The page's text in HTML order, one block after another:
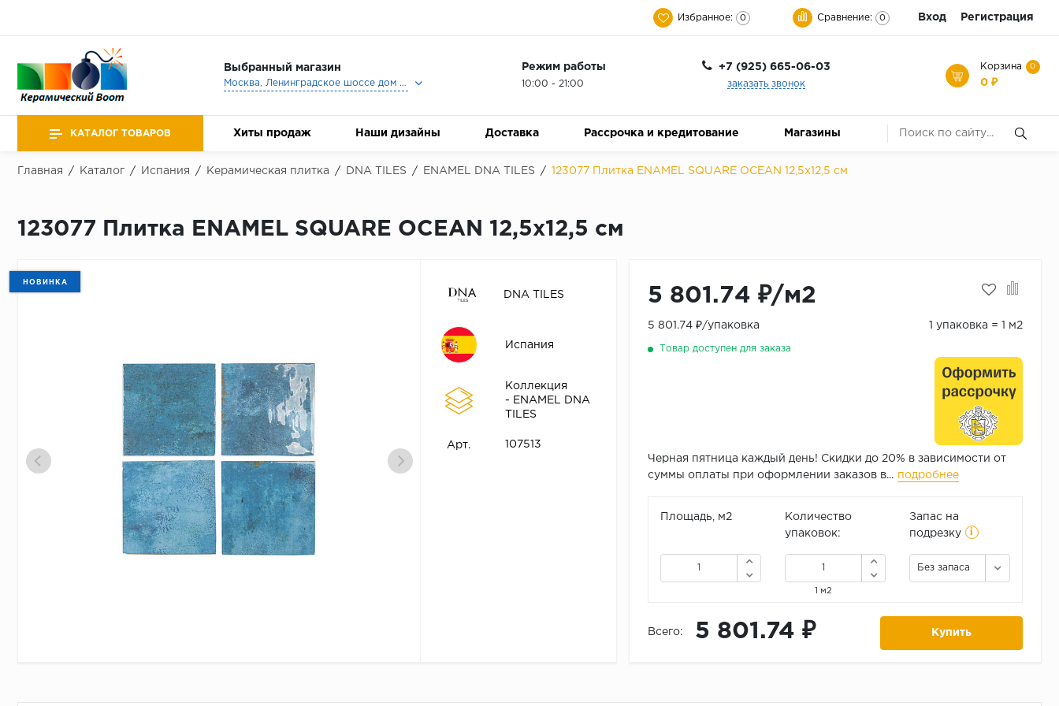
Избранное: 0 Сравнение: 0 Вход Регистрация
Выбранный магазин
Москва, Ленинградское шоссе дом 25, Торговый Центр Family Room, 2-ой этаж, Магазин Керамический Бум.
Режим работы
10:00 - 21:00
+7 (925) 665-06-03
заказать звонок
Корзина 0
0 ₽
КАТАЛОГ ТОВАРОВ Хиты продаж Наши дизайны Доставка Рассрочка и кредитование Магазины
Главная / Каталог / Испания / Керамическая плитка / DNA TILES / ENAMEL DNA TILES / 123077 Плитка ENAMEL SQUARE OCEAN 12,5x12,5 см
123077 Плитка ENAMEL SQUARE OCEAN 12,5x12,5 см
НОВИНКА
DNA TILES
Испания
Коллекция
- ENAMEL DNA
TILES
Арт. 107513
5 801.74 ₽/м2
5 801.74 ₽/упаковка 1 упаковка = 1 м2
Товар доступен для заказа
Черная пятница каждый день! Скидки до 20% в зависимости от
суммы оплаты при оформлении заказов в... подробнее
Площадь, м2
Количество
упаковок:
1 м2
Запас на
подрезку
i
Без запаса
Всего: 5 801.74 ₽ Купить